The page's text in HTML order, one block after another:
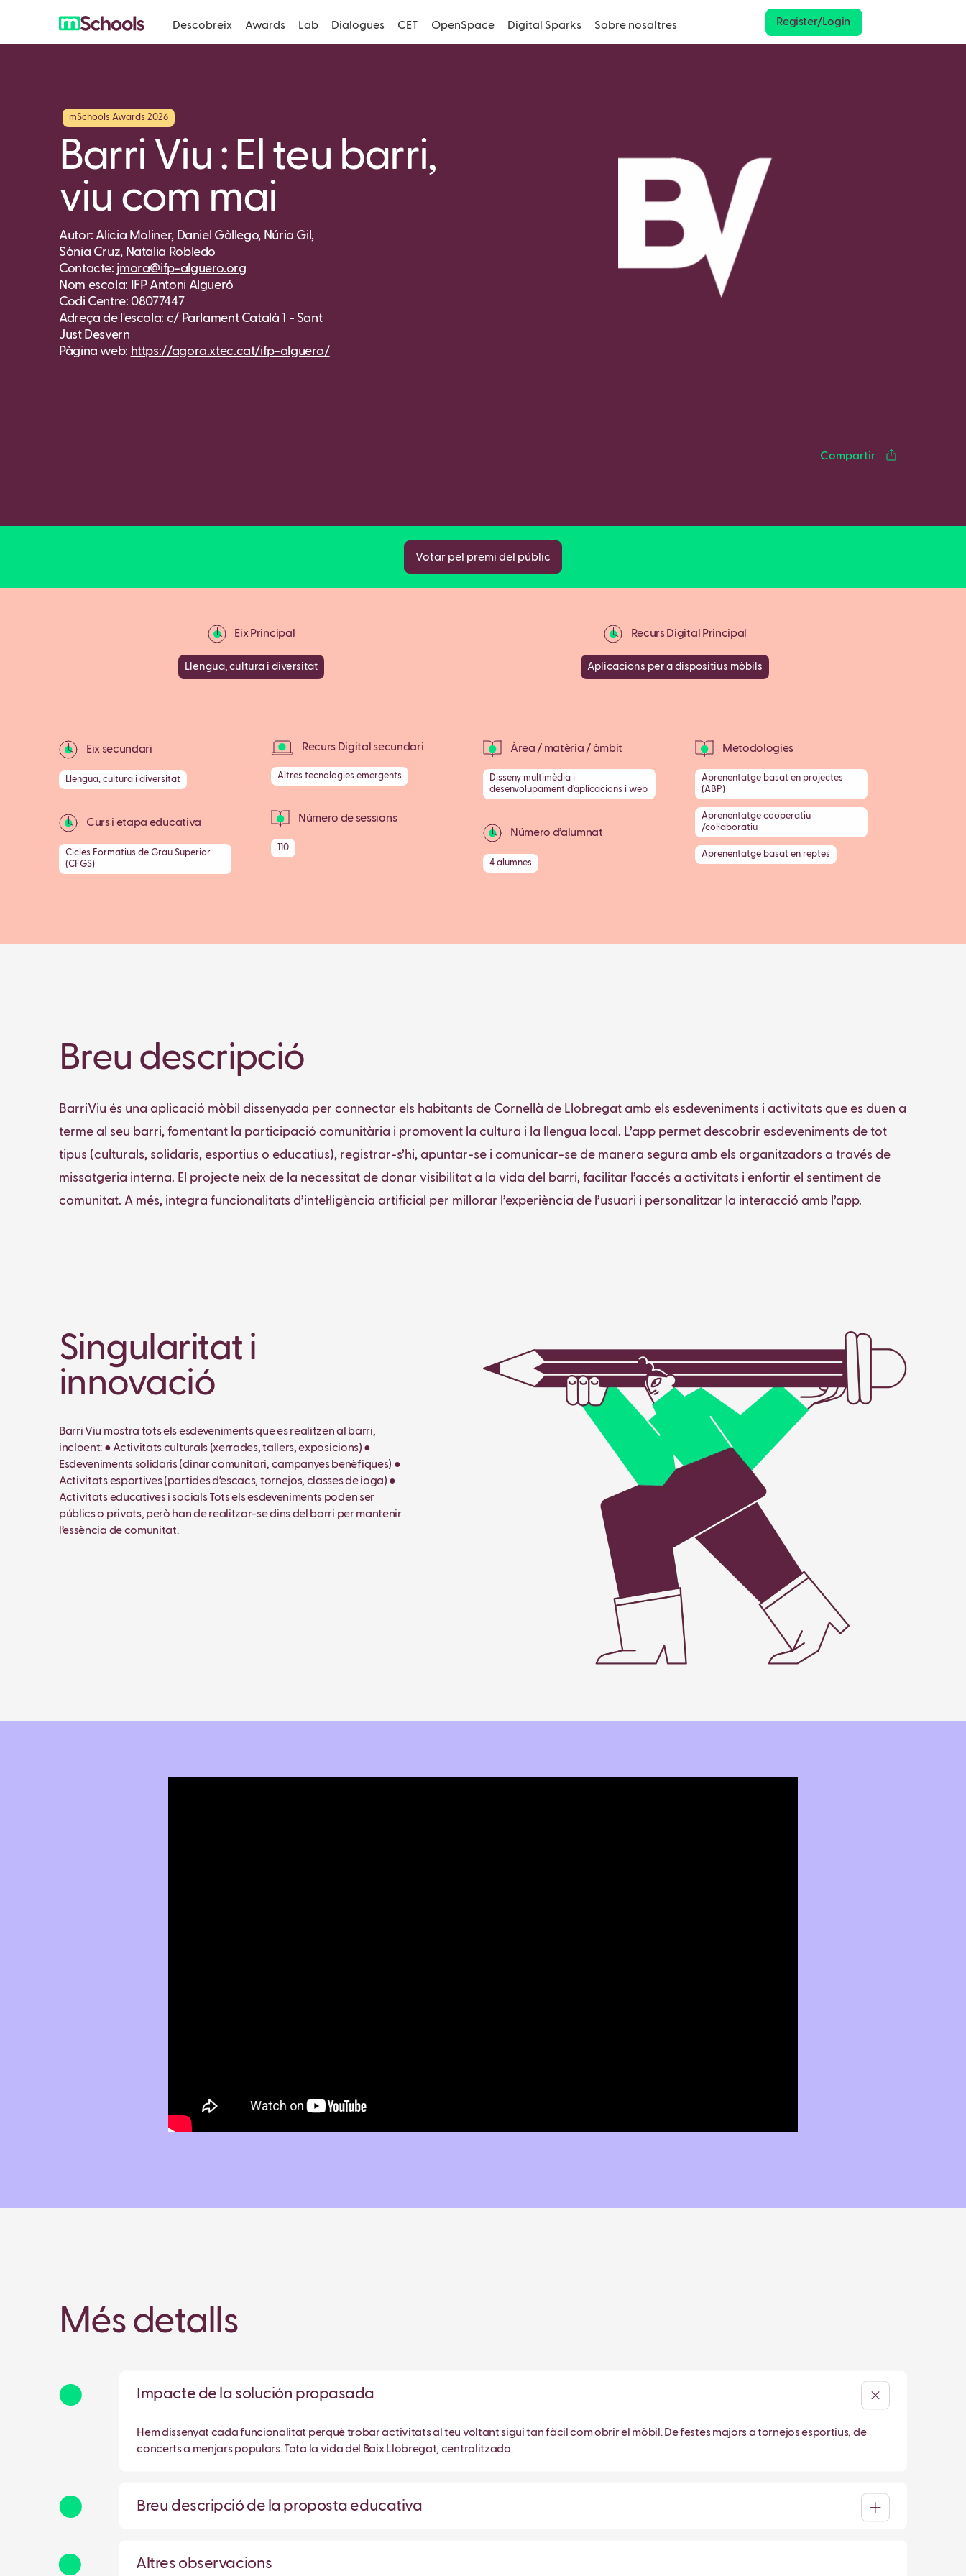
Descobreix Awards Lab Dialogues CET OpenSpace Digital Sparks Sobre nosaltres Register/Login
mSchools Awards 2026
Barri Viu : El teu barri,
viu com mai
Autor: Alicia Moliner, Daniel Gàllego, Núria Gil,
Sònia Cruz, Natalia Robledo
Contacte: jmora@ifp-alguero.org
Nom escola: IFP Antoni Algueró
Codi Centre: 08077447
Adreça de l'escola: c/ Parlament Català 1 - Sant
Just Desvern
Pàgina web: https://agora.xtec.cat/ifp-alguero/
Compartir
Votar pel premi del públic
Eix Principal
Llengua, cultura i diversitat
Recurs Digital Principal
Aplicacions per a dispositius mòbils
Eix secundari
Llengua, cultura i diversitat
Curs i etapa educativa
Cicles Formatius de Grau Superior
(CFGS)
Recurs Digital secundari
Altres tecnologies emergents
Número de sessions
110
Àrea / matèria / àmbit
Disseny multimèdia i
desenvolupament d'aplicacions i web
Número d’alumnat
4 alumnes
Metodologies
Aprenentatge basat en projectes
(ABP)
Aprenentatge cooperatiu
/col·laboratiu
Aprenentatge basat en reptes
Breu descripció
BarriViu és una aplicació mòbil dissenyada per connectar els habitants de Cornellà de Llobregat amb els esdeveniments i activitats que es duen a
terme al seu barri, fomentant la participació comunitària i promovent la cultura i la llengua local. L’app permet descobrir esdeveniments de tot
tipus (culturals, solidaris, esportius o educatius), registrar-s’hi, apuntar-se i comunicar-se de manera segura amb els organitzadors a través de
missatgeria interna. El projecte neix de la necessitat de donar visibilitat a la vida del barri, facilitar l’accés a activitats i enfortir el sentiment de
comunitat. A més, integra funcionalitats d’intel·ligència artificial per millorar l’experiència de l’usuari i personalitzar la interacció amb l’app.
Singularitat i
innovació
Barri Viu mostra tots els esdeveniments que es realitzen al barri,
incloent: ● Activitats culturals (xerrades, tallers, exposicions) ●
Esdeveniments solidaris (dinar comunitari, campanyes benèfiques) ●
Activitats esportives (partides d’escacs, tornejos, classes de ioga) ●
Activitats educatives i socials Tots els esdeveniments poden ser
públics o privats, però han de realitzar-se dins del barri per mantenir
l’essència de comunitat.
Més detalls
Impacte de la solución propasada
Hem dissenyat cada funcionalitat perquè trobar activitats al teu voltant sigui tan fàcil com obrir el mòbil. De festes majors a tornejos esportius, de
concerts a menjars populars. Tota la vida del Baix Llobregat, centralitzada.
Breu descripció de la proposta educativa
Altres observacions